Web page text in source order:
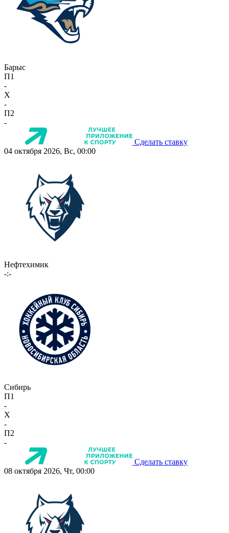
Барыс
П1
-
X
-
П2
-
Сделать ставку
04 октября 2026, Вс, 00:00
Нефтехимик
-:-
Сибирь
П1
-
X
-
П2
-
Сделать ставку
08 октября 2026, Чт, 00:00